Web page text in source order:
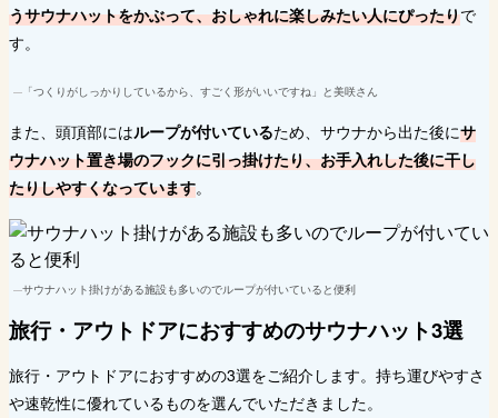
うサウナハットをかぶって、おしゃれに楽しみたい人にぴったりで
す。
「つくりがしっかりしているから、すごく形がいいですね」と美咲さん
また、頭頂部にはループが付いているため、サウナから出た後にサ
ウナハット置き場のフックに引っ掛けたり、お手入れした後に干し
たりしやすくなっています。
サウナハット掛けがある施設も多いのでループが付いていると便利
旅行・アウトドアにおすすめのサウナハット3選
旅行・アウトドアにおすすめの3選をご紹介します。持ち運びやすさ
や速乾性に優れているものを選んでいただきました。